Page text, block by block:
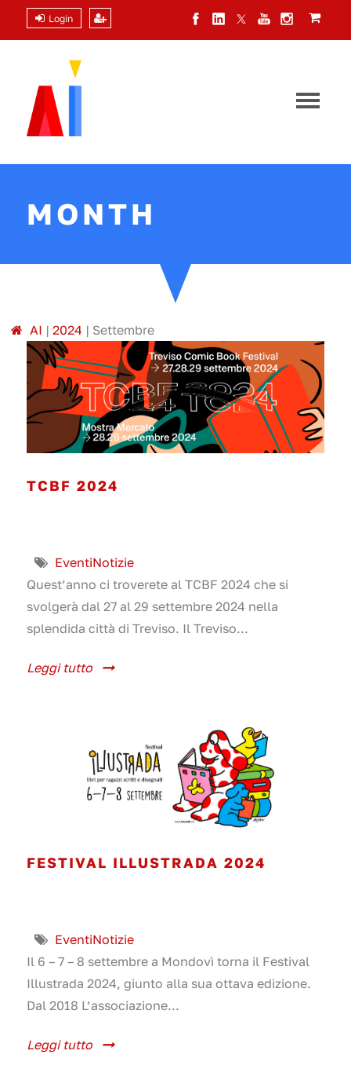
Login
MONTH
AI | 2024 | Settembre
TCBF 2024
EventiNotizie
Quest’anno ci troverete al TCBF 2024 che si
svolgerà dal 27 al 29 settembre 2024 nella
splendida città di Treviso. Il Treviso...
Leggi tutto
FESTIVAL ILLUSTRADA 2024
EventiNotizie
Il 6 – 7 – 8 settembre a Mondovì torna il Festival
Illustrada 2024, giunto alla sua ottava edizione.
Dal 2018 L’associazione...
Leggi tutto